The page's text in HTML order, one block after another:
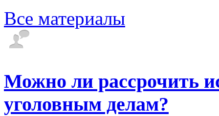
Все материалы
Можно ли рассрочить
уголовным делам?